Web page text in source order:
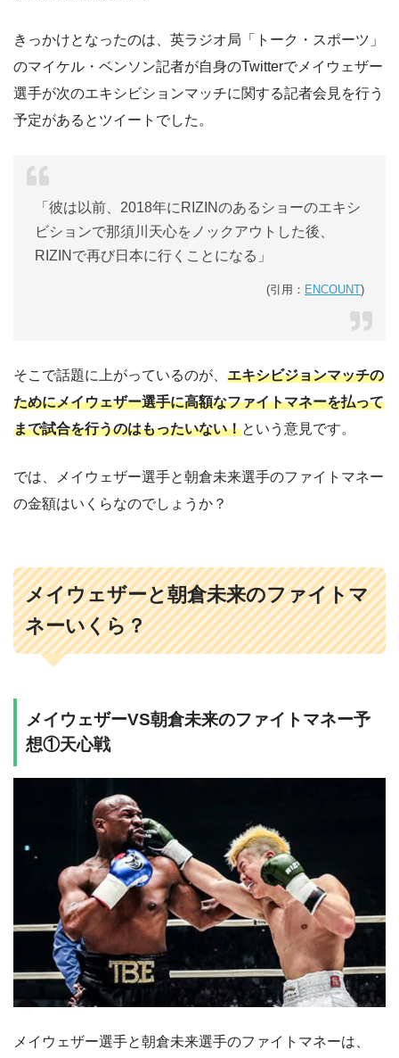
きっかけとなったのは、英ラジオ局「トーク・スポーツ」
のマイケル・ベンソン記者が自身のTwitterでメイウェザー
選手が次のエキシビションマッチに関する記者会見を行う
予定があるとツイートでした。
「彼は以前、2018年にRIZINのあるショーのエキシ
ビションで那須川天心をノックアウトした後、
RIZINで再び日本に行くことになる」
(引用： ENCOUNT)
そこで話題に上がっているのが、 エキシビジョンマッチの
ためにメイウェザー選手に高額なファイトマネーを払って
まで試合を行うのはもったいない！という意見です。
では、メイウェザー選手と朝倉未来選手のファイトマネー
の金額はいくらなのでしょうか？
メイウェザーと朝倉未来のファイトマ
ネーいくら？
メイウェザーVS朝倉未来のファイトマネー予
想①天心戦
メイウェザー選手と朝倉未来選手のファイトマネーは、